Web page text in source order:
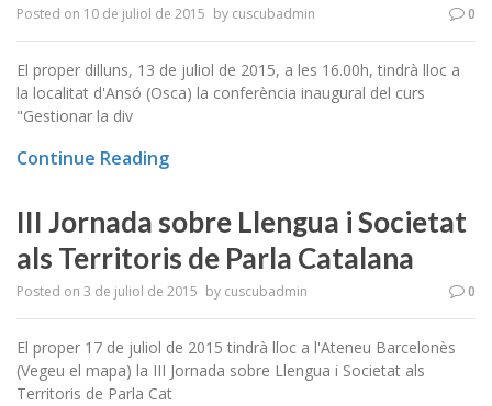
Posted on 10 de juliol de 2015 by cuscubadmin 0
El proper dilluns, 13 de juliol de 2015, a les 16.00h, tindrà lloc a
la localitat d'Ansó (Osca) la conferència inaugural del curs
"Gestionar la div
Continue Reading
III Jornada sobre Llengua i Societat
als Territoris de Parla Catalana
Posted on 3 de juliol de 2015 by cuscubadmin 0
El proper 17 de juliol de 2015 tindrà lloc a l'Ateneu Barcelonès
(Vegeu el mapa) la III Jornada sobre Llengua i Societat als
Territoris de Parla Cat